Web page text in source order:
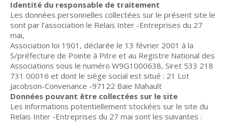
Identité du responsable de traitement
Les données personnelles collectées sur le présent site le
sont par l’association le Relais Inter -Entreprises du 27
mai,
Association loi 1901, déclarée le 13 février 2001 à la
S/préfecture de Pointe à Pitre et au Registre National des
Associations sous le numéro W9G1000638, Siret 533 218
731 00016 et dont le siège social est situé : 21 Lot
Jacobson-Convenance -97122 Baie Mahault
Données pouvant être collectées sur le site
Les informations potentiellement stockées sur le site du
Relais Inter -Entreprises du 27 mai sont les suivantes :